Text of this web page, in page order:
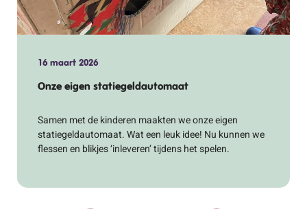
16 maart 2026
Onze eigen statiegeldautomaat
Samen met de kinderen maakten we onze eigen
statiegeldautomaat. Wat een leuk idee! Nu kunnen we
flessen en blikjes ‘inleveren’ tijdens het spelen.